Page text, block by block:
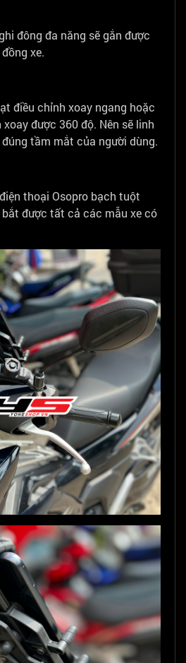
đông đa năng sẽ gắn được
xe.
điều chỉnh xoay ngang hoặc
được 360 độ. Nên sẽ linh
tầm mắt của người dùng.
thoại Osopro bạch tuột
được tất cả các mẫu xe có